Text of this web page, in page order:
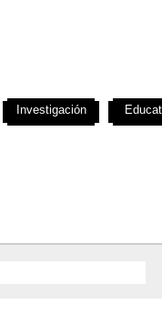
Investigación